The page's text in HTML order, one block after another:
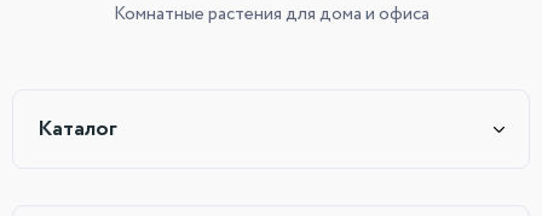
Комнатные растениядля дома и офиса
Каталог